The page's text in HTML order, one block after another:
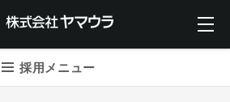
採用メニュー